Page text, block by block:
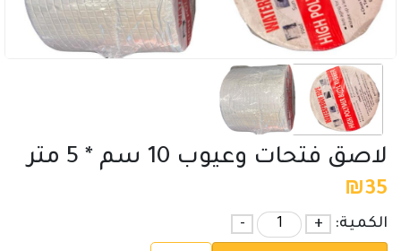
لاصق فتحات وعيوب 10 سم * 5 متر
₪35
الكمية: +
-